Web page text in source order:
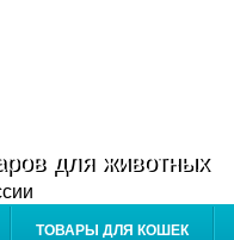
для животных
ТОВАРЫ ДЛЯ КОШЕК